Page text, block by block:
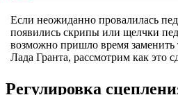
Если неожиданно провалилась
появились скрипы или щелчки
возможно пришло время заменить
Лада Гранта, рассмотрим как это
Регулировка